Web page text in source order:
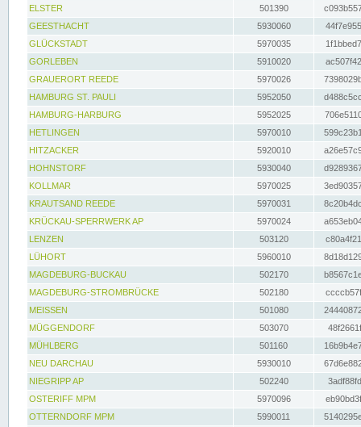
ELSTER
501390
GEESTHACHT
5930060
GLÜCKSTADT
5970035
GORLEBEN
5910020
GRAUERORT REEDE
5970026
HAMBURG ST. PAULI
5952050
HAMBURG-HARBURG
5952025
HETLINGEN
5970010
HITZACKER
5920010
HOHNSTORF
5930040
KOLLMAR
5970025
KRAUTSAND REEDE
5970031
KRÜCKAU-SPERRWERK AP
5970024
LENZEN
503120
LÜHORT
5960010
MAGDEBURG-BUCKAU
502170
MAGDEBURG-STROMBRÜCKE
502180
MEISSEN
501080
MÜGGENDORF
503070
MÜHLBERG
501160
NEU DARCHAU
5930010
NIEGRIPP AP
502240
OSTERIFF MPM
5970096
OTTERNDORF MPM
5990011